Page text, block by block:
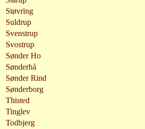
Støvring
Suldrup
Svenstrup
Svostrup
Sønder Ho
Sønderhå
Sønder Rind
Sønderborg
Thisted
Tinglev
Todbjerg